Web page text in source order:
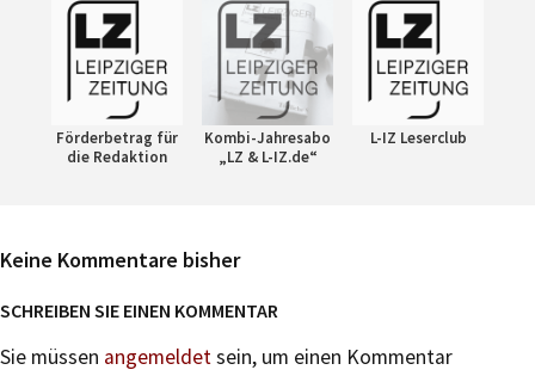
Förderbetrag für
die Redaktion
Kombi-Jahresabo
„LZ & L-IZ.de“
L-IZ Leserclub
Keine Kommentare bisher
SCHREIBEN SIE EINEN KOMMENTAR
Sie müssen angemeldetsein, um einen Kommentar